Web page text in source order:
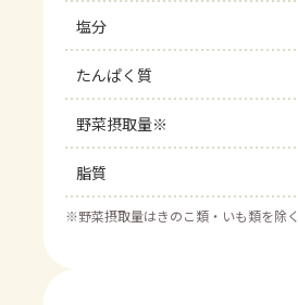
塩分
たんぱく質
野菜摂取量※
脂質
※野菜摂取量はきのこ類・いも類を除く